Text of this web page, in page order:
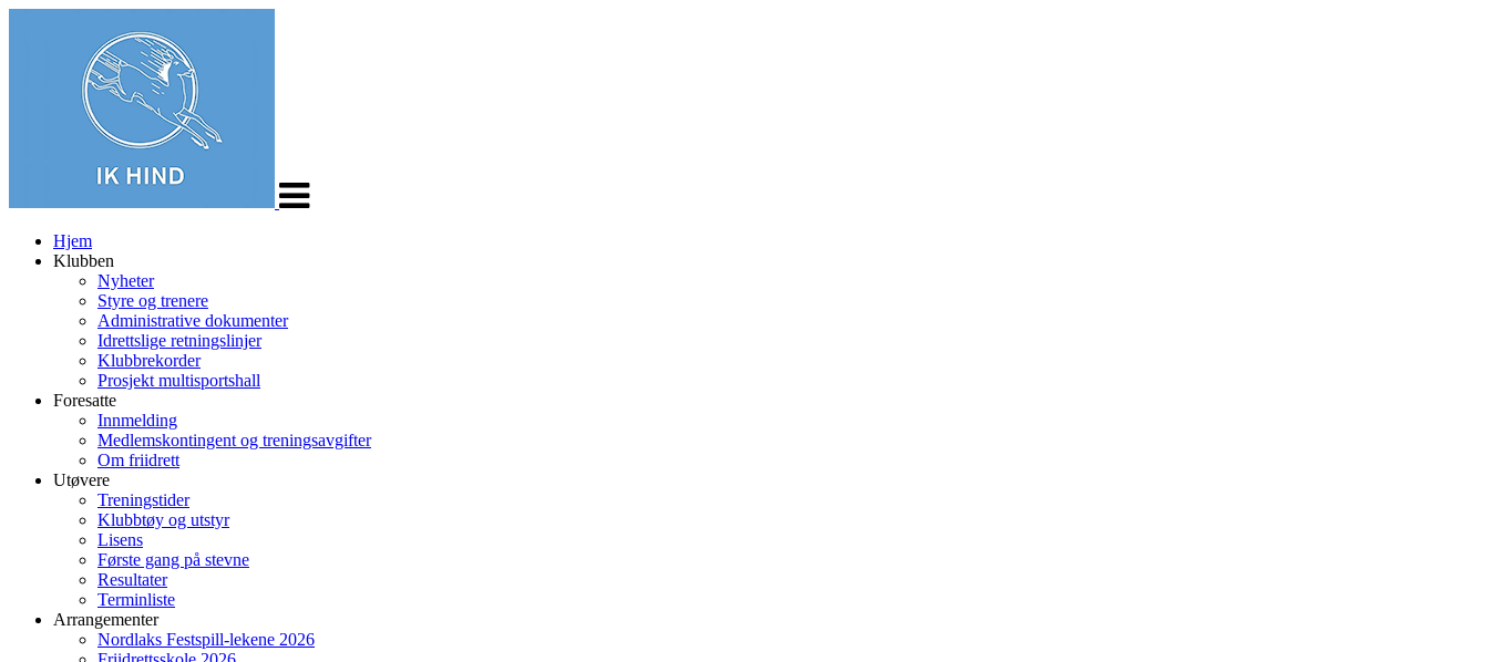
Hjem
Klubben
Nyheter
Styre og trenere
Administrative dokumenter
Idrettslige retningslinjer
Klubbrekorder
Prosjekt multisportshall
Foresatte
Innmelding
Medlemskontingent og treningsavgifter
Om friidrett
Utøvere
Treningstider
Klubbtøy og utstyr
Lisens
Første gang på stevne
Resultater
Terminliste
Arrangementer
Nordlaks Festspill-lekene 2026